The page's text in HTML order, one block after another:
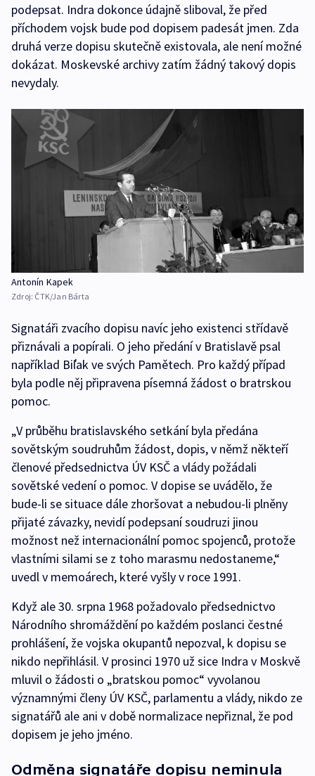
podepsat. Indra dokonce údajně sliboval, že před
příchodem vojsk bude pod dopisem padesát jmen. Zda
druhá verze dopisu skutečně existovala, ale není možné
dokázat. Moskevské archivy zatím žádný takový dopis
nevydaly.
Antonín Kapek
Zdroj: ČTK/Jan Bárta
Signatáři zvacího dopisu navíc jeho existenci střídavě
přiznávali a popírali. O jeho předání v Bratislavě psal
například Biľak ve svých Pamětech. Pro každý případ
byla podle něj připravena písemná žádost o bratrskou
pomoc.
„V průběhu bratislavského setkání byla předána
sovětským soudruhům žádost, dopis, v němž někteří
členové předsednictva ÚV KSČ a vlády požádali
sovětské vedení o pomoc. V dopise se uvádělo, že
bude-li se situace dále zhoršovat a nebudou-li plněny
přijaté závazky, nevidí podepsaní soudruzi jinou
možnost než internacionální pomoc spojenců, protože
vlastními silami se z toho marasmu nedostaneme,“
uvedl v memoárech, které vyšly v roce 1991.
Když ale 30. srpna 1968 požadovalo předsednictvo
Národního shromáždění po každém poslanci čestné
prohlášení, že vojska okupantů nepozval, k dopisu se
nikdo nepřihlásil. V prosinci 1970 už sice Indra v Moskvě
mluvil o žádosti o „bratskou pomoc“ vyvolanou
významnými členy ÚV KSČ, parlamentu a vlády, nikdo ze
signatářů ale ani v době normalizace nepřiznal, že pod
dopisem je jeho jméno.
Odměna signatáře dopisu neminula